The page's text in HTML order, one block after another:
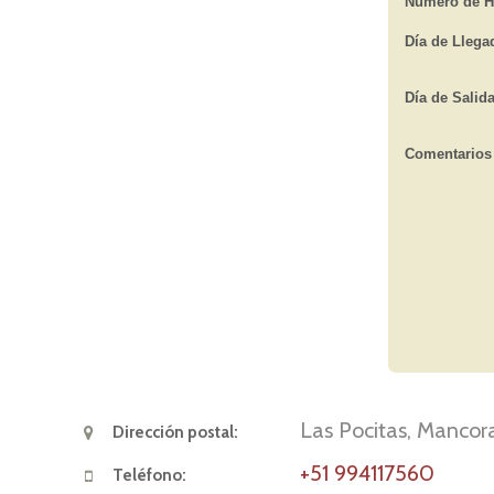
Dirección postal: Las Pocitas,
Teléfono: +51 994117560